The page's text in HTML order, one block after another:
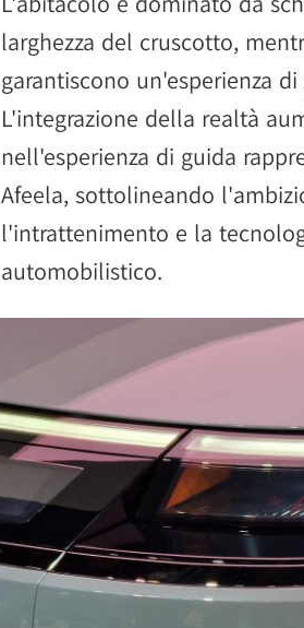
larghezza del cruscotto,
garantiscono un'esperienza
L'integrazione della realtà
nell'esperienza di guida
Afeela, sottolineando
l'intrattenimento e la
automobilistico.